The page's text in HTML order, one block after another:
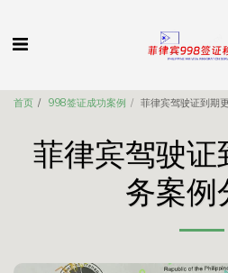
首页 998签证成功案例 菲律宾驾驶证到期
菲律宾驾驶证
务案例